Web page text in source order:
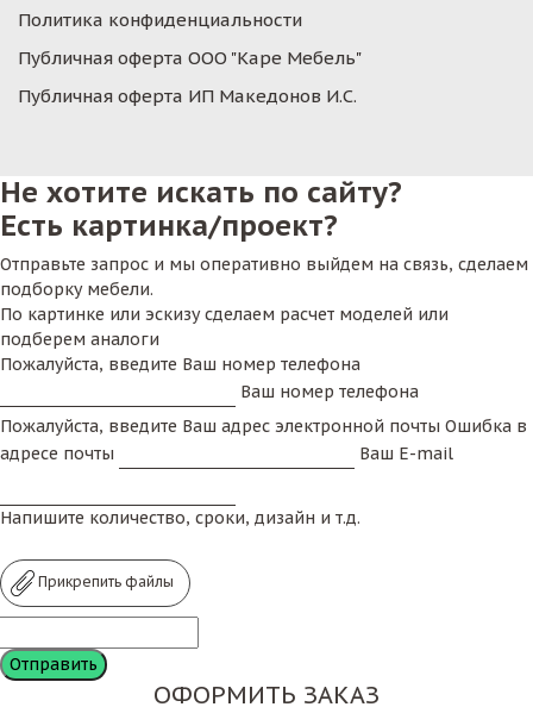
Политика конфиденциальности
Публичная оферта ООО "Каре Мебель"
Публичная оферта ИП Македонов И.С.
Не хотите искать по сайту?
Есть картинка/проект?
Отправьте запрос и мы оперативно выйдем на связь, сделаем
подборку мебели.
По картинке или эскизу сделаем расчет моделей или
подберем аналоги
Пожалуйста, введите Ваш номер телефона
Ваш номер телефона
Пожалуйста, введите Ваш адрес электронной почты Ошибка в
адресе почты
Ваш E-mail
Напишите количество, сроки, дизайн и т.д.
Прикрепить файлы
ОФОРМИТЬ ЗАКАЗ